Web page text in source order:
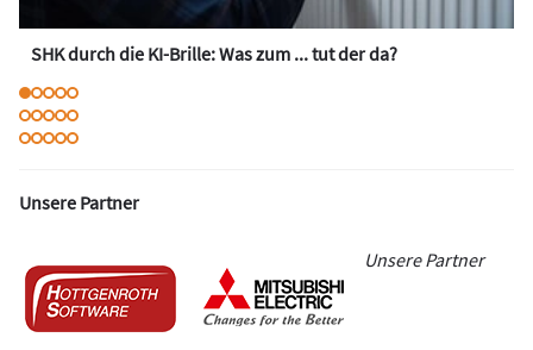
SHK durch die KI-Brille: Was zum ... tut der da?
Unsere Partner
Unsere Partner